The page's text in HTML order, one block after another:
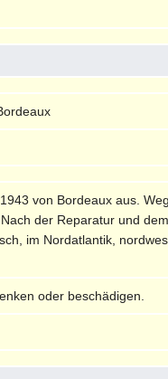
von Bordeaux aus.
der Reparatur und
im Nordatlantik,
oder beschädigen.